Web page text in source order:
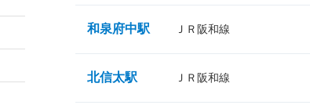
和泉府中駅 ＪＲ阪和線
北信太駅 ＪＲ阪和線